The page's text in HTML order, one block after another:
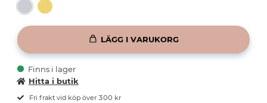
LÄGG I VARUKORG
Finns i lager
Hitta i butik
Fri frakt vid köp över 300 kr